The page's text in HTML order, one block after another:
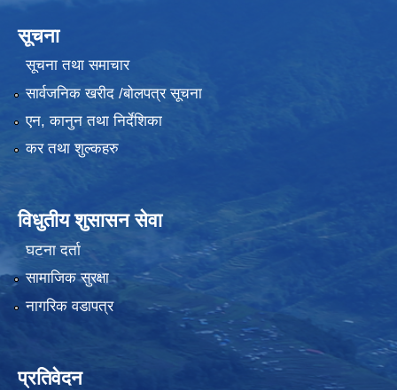
सूचना
सूचना तथा समाचार
सार्वजनिक खरीद /बोलपत्र सूचना
एन, कानुन तथा निर्देशिका
कर तथा शुल्कहरु
विधुतीय शुसासन सेवा
घटना दर्ता
सामाजिक सुरक्षा
नागरिक वडापत्र
प्रतिवेदन